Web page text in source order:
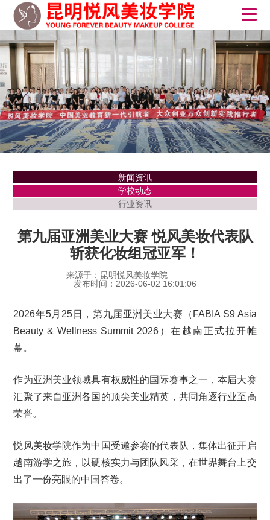
新闻资讯
学校动态
行业资讯
第九届亚洲美业大赛 悦风美妆代表队
斩获化妆组冠亚军！
来源于：昆明悦风美妆学院
发布时间：2026-06-02 16:01:06
2026年5月25日，第九届亚洲美业大赛（FABIA S9 Asia
Beauty & Wellness Summit 2026）在越南正式拉开帷
幕。
作为亚洲美业领域具有权威性的国际赛事之一，本届大赛
汇聚了来自亚洲各国的顶尖美业精英，共同角逐行业至高
荣誉。
悦风美妆学院作为中国受邀参赛的代表队，集体出征开启
越南游学之旅，以硬核实力与团队风采，在世界舞台上交
出了一份亮眼的中国答卷。